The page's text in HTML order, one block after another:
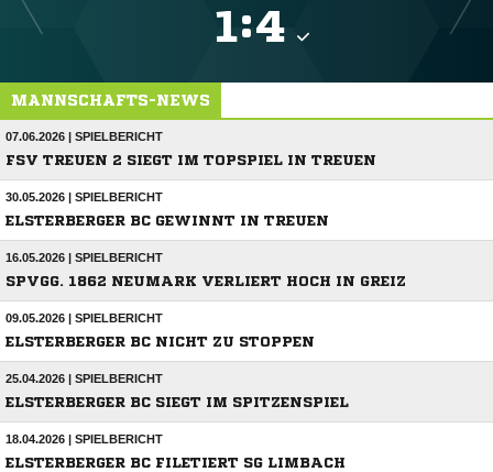
:
MANNSCHAFTS-NEWS
07.06.2026 | SPIELBERICHT
FSV TREUEN 2 SIEGT IM TOPSPIEL IN TREUEN
30.05.2026 | SPIELBERICHT
ELSTERBERGER BC GEWINNT IN TREUEN
16.05.2026 | SPIELBERICHT
SPVGG. 1862 NEUMARK VERLIERT HOCH IN GREIZ
09.05.2026 | SPIELBERICHT
ELSTERBERGER BC NICHT ZU STOPPEN
25.04.2026 | SPIELBERICHT
ELSTERBERGER BC SIEGT IM SPITZENSPIEL
18.04.2026 | SPIELBERICHT
ELSTERBERGER BC FILETIERT SG LIMBACH